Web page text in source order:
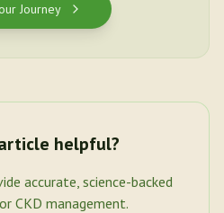
Journey
helpful?
accurate, science-backed
CKD management.